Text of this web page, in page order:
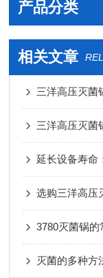
产品分类
相关文章
三洋高压灭菌
三洋高压灭菌
延长设备寿命
选购三洋高压
3780灭菌锅的
灭菌的多种方